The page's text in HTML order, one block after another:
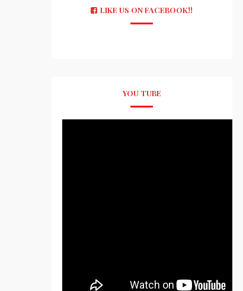
LIKE US ON FACEBOOK!!
YOU TUBE